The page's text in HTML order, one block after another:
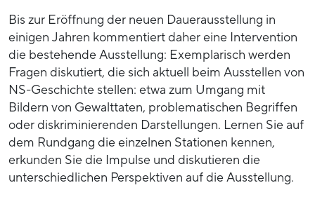
Bis zur Eröffnung der neuen Dauerausstellung in
einigen Jahren kommentiert daher eine Intervention
die bestehende Ausstellung: Exemplarisch werden
Fragen diskutiert, die sich aktuell beim Ausstellen von
NS-Geschichte stellen: etwa zum Umgang mit
Bildern von Gewalttaten, problematischen Begriffen
oder diskriminierenden Darstellungen. Lernen Sie auf
dem Rundgang die einzelnen Stationen kennen,
erkunden Sie die Impulse und diskutieren die
unterschiedlichen Perspektiven auf die Ausstellung.